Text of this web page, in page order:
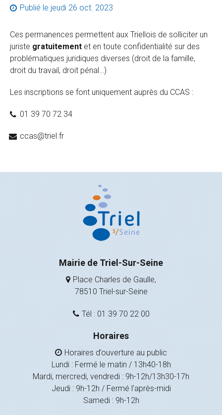
Publié le jeudi 26 oct. 2023
Ces permanences permettent aux Triellois de solliciter un
juriste gratuitement et en toute confidentialité sur des
problématiques juridiques diverses (droit de la famille,
droit du travail, droit pénal…)
Les inscriptions se font uniquement auprès du CCAS :
01 39 70 72 34
ccas@triel.fr
Mairie de Triel-Sur-Seine
Place Charles de Gaulle,
78510 Triel-sur-Seine
Tél : 01 39 70 22 00
Horaires
Horaires d’ouverture au public
Lundi : Fermé le matin / 13h40-18h
Mardi, mercredi, vendredi : 9h-12h/13h30-17h
Jeudi : 9h-12h / Fermé l’après-midi
Samedi : 9h-12h